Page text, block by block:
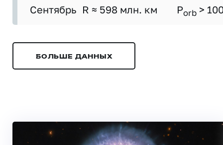
Сентябрь R ≈ 598 млн. км Porb >
БОЛЬШЕ ДАННЫХ